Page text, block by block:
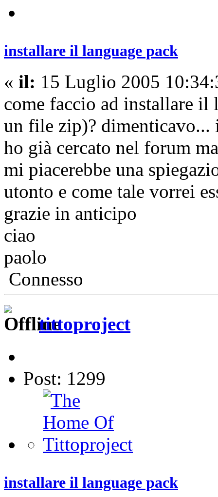
installare il language pack
« il: 15 Luglio 2005
come faccio ad installare il
un file zip)? dimenticavo...
ho già cercato nel forum
mi piacerebbe una
utonto e come tale vorrei
grazie in anticipo
ciao
paolo
Connesso
tittoproject
Post: 1299
installare il language pack